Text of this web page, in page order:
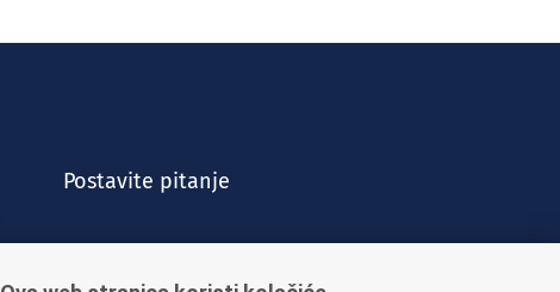
Postavite pitanje